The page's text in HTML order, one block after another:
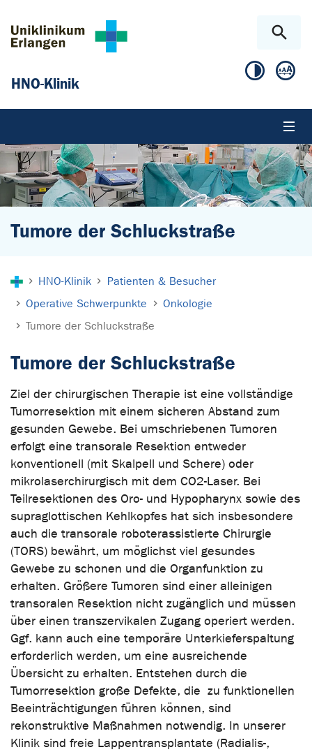
HNO-Klinik
Tumore der Schluckstraße
HNO-Klinik
Patienten & Besucher
Operative Schwerpunkte
Onkologie
Tumore der Schluckstraße
Tumore der Schluckstraße
Ziel der chirurgischen Therapie ist eine vollständige
Tumorresektion mit einem sicheren Abstand zum
gesunden Gewebe. Bei umschriebenen Tumoren
erfolgt eine transorale Resektion entweder
konventionell (mit Skalpell und Schere) oder
mikrolaserchirurgisch mit dem CO2-Laser. Bei
Teilresektionen des Oro- und Hypopharynx sowie des
supraglottischen Kehlkopfes hat sich insbesondere
auch die transorale roboterassistierte Chirurgie
(TORS) bewährt, um möglichst viel gesundes
Gewebe zu schonen und die Organfunktion zu
erhalten. Größere Tumoren sind einer alleinigen
transoralen Resektion nicht zugänglich und müssen
über einen transzervikalen Zugang operiert werden.
Ggf. kann auch eine temporäre Unterkieferspaltung
erforderlich werden, um eine ausreichende
Übersicht zu erhalten. Entstehen durch die
Tumorresektion große Defekte, die zu funktionellen
Beeinträchtigungen führen können, sind
rekonstruktive Maßnahmen notwendig. In unserer
Klinik sind freie Lappentransplantate (Radialis-,